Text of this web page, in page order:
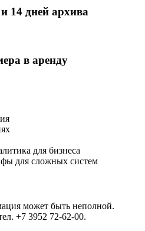
14 дней архива
в аренду
для бизнеса
для сложных систем
может быть неполной.
+7 3952 72-62-00.